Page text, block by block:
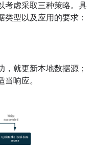
考虑采取三种策略。具
型以及应用的要求：
就更新本地数据源；
响应。